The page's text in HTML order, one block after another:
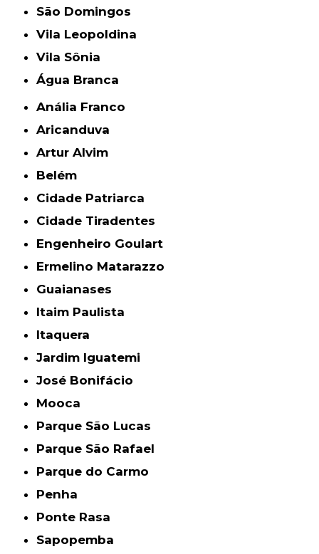
São Domingos
Vila Leopoldina
Vila Sônia
Água Branca
Anália Franco
Aricanduva
Artur Alvim
Belém
Cidade Patriarca
Cidade Tiradentes
Engenheiro Goulart
Ermelino Matarazzo
Guaianases
Itaim Paulista
Itaquera
Jardim Iguatemi
José Bonifácio
Mooca
Parque São Lucas
Parque São Rafael
Parque do Carmo
Penha
Ponte Rasa
Sapopemba